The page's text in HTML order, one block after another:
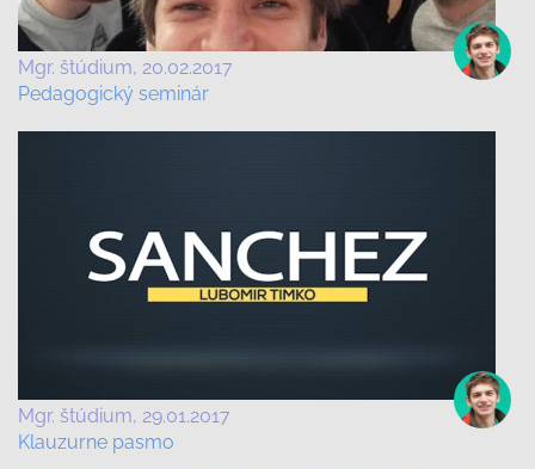
Mgr. štúdium 20.02.2017
Pedagogický seminár
Mgr. štúdium 29.01.2017
Klauzurne pasmo